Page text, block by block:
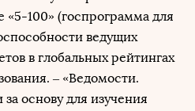
«5-100» (госпрограмма для
ведущих
в глобальных рейтингах
– «Ведомости.
основу для изучения